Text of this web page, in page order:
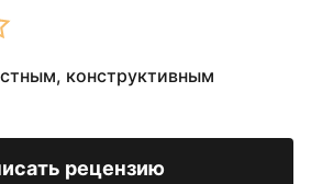
конструктивным
рецензию